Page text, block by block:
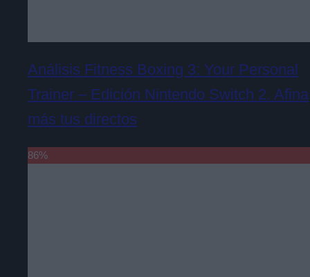
Análisis Fitness Boxing 3: Your Personal
Trainer – Edición Nintendo Switch 2. Afina
más tus directos
86%